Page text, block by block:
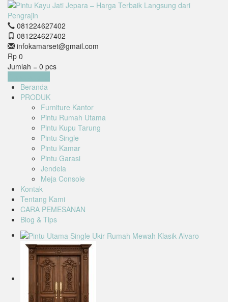
081224627402
081224627402
infokamarset@gmail.com
Rp 0
Jumlah = 0 pcs
Beranda
PRODUK
Furniture Kantor
Pintu Rumah Utama
Pintu Kupu Tarung
Pintu Single
Pintu Kamar
Pintu Garasi
Jendela
Meja Console
Kontak
Tentang Kami
CARA PEMESANAN
Blog & Tips